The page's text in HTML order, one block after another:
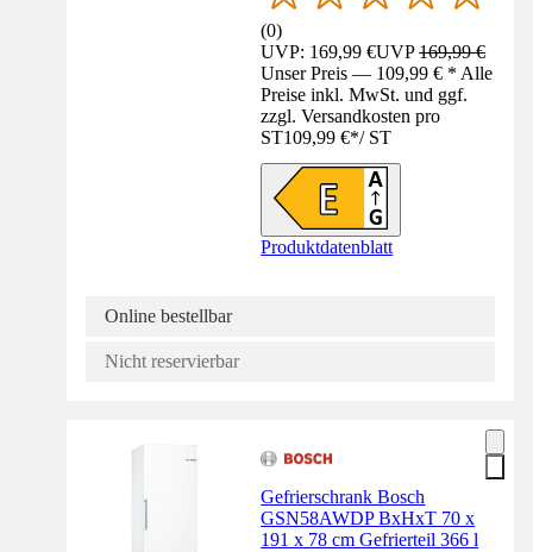
(0)
UVP: 169,99 €UVP169,99 €
Unser Preis — 109,99 € * Alle
Preise inkl. MwSt. und ggf.
zzgl. Versandkosten pro
ST109,99 €*/ ST
Produktdatenblatt
Online bestellbar
Nicht reservierbar
Gefrierschrank Bosch
GSN58AWDP BxHxT 70 x
191 x 78 cm Gefrierteil 366 l